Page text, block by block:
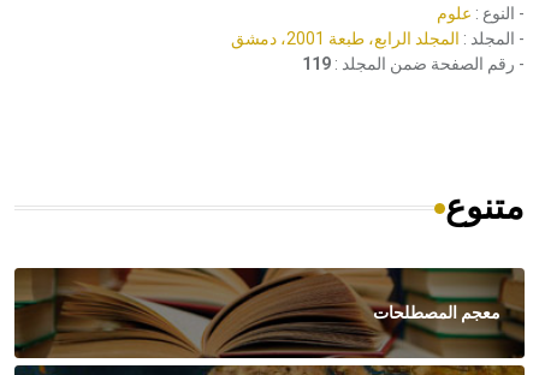
- النوع : علوم
- المجلد : المجلد الرابع، طبعة 2001، دمشق
- رقم الصفحة ضمن المجلد : 119
متنوع
معجم المصطلحات